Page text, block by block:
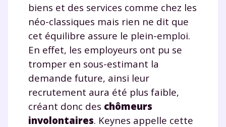
biens et des services comme chez les
néo-classiques mais rien ne dit que
cet équilibre assure le plein-emploi.
En effet, les employeurs ont pu se
tromper en sous-estimant la
demande future, ainsi leur
recrutement aura été plus faible,
créant donc des chômeurs
involontaires. Keynes appelle cette